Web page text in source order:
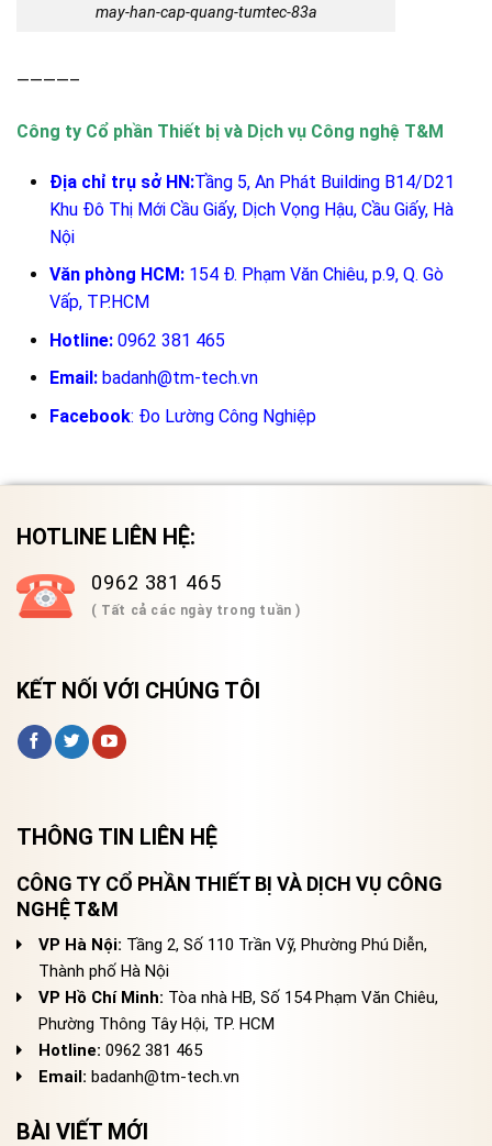
may-han-cap-quang-tumtec-83a
————–
Công ty Cổ phần Thiết bị và Dịch vụ Công nghệ T&M
Địa chỉ trụ sở HN:Tầng 5, An Phát Building B14/D21
Khu Đô Thị Mới Cầu Giấy, Dịch Vọng Hậu, Cầu Giấy, Hà
Nội
Văn phòng HCM: 154 Đ. Phạm Văn Chiêu, p.9, Q. Gò
Vấp, TP.HCM
Hotline: 0962 381 465
Email: badanh@tm-tech.vn
Facebook: Đo Lường Công Nghiệp
HOTLINE LIÊN HỆ:
0962 381 465
( Tất cả các ngày trong tuần )
KẾT NỐI VỚI CHÚNG TÔI
THÔNG TIN LIÊN HỆ
CÔNG TY CỔ PHẦN THIẾT BỊ VÀ DỊCH VỤ CÔNG
NGHỆ T&M
VP Hà Nội: Tầng 2, Số 110 Trần Vỹ, Phường Phú Diễn,
Thành phố Hà Nội
VP Hồ Chí Minh: Tòa nhà HB, Số 154 Phạm Văn Chiêu,
Phường Thông Tây Hội, TP. HCM
Hotline: 0962 381 465
Email: badanh@tm-tech.vn
BÀI VIẾT MỚI